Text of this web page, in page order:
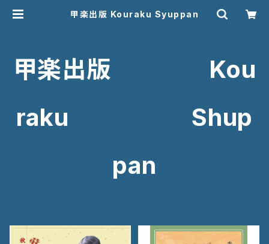
甲楽出版 Kouraku Syuppan
甲楽出版 Kou
raku Shup
pan